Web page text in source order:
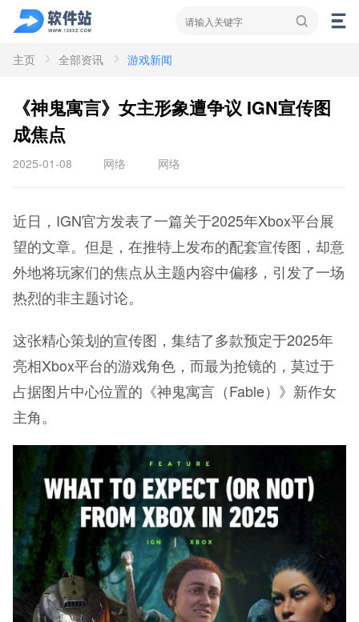
资讯
新闻 攻略
主页 全部资讯 游戏新闻
《神鬼寓言》女主形象遭争议 IGN宣传图
成焦点
2025-01-08 网络 网络
近日，IGN官方发表了一篇关于2025年Xbox平台展
望的文章。但是，在推特上发布的配套宣传图，却意
外地将玩家们的焦点从主题内容中偏移，引发了一场
热烈的非主题讨论。
这张精心策划的宣传图，集结了多款预定于2025年
亮相Xbox平台的游戏角色，而最为抢镜的，莫过于
占据图片中心位置的《神鬼寓言（Fable）》新作女
主角。